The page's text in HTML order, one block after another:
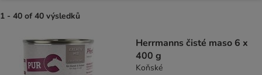
1 - 40 of 40 výsledků
Herrmanns čisté maso 6 x
400 g
Koňské